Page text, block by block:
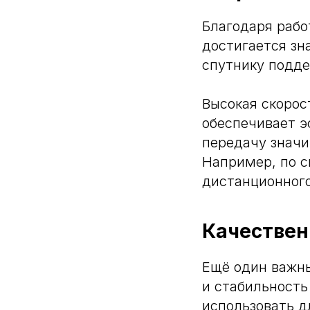
Благодаря
достигается
спутнику
Высокая
обеспечивает
передачу
Например, по
Ещё один
и
использовать